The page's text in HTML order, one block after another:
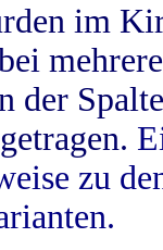
im
der
zu